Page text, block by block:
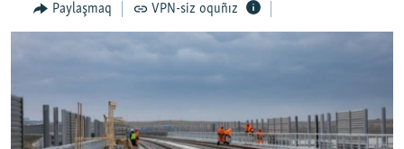
qaytmaq
MEDENİYET
SÜRET
BLOGLAR
Paylaşmaq VPN-siz oquñız